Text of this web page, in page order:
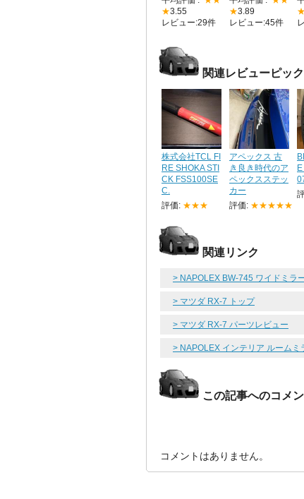
★3.55
レビュー:29件
★3.89
レビュー:45件
関連レビューピッ
株式会社TCL FI
RE SHOKA STI
CK FSS100SE
C.
評価: ★★★
アペックス 古
き良き時代のア
ペックスステッ
カー
評価: ★★★★★
関連リンク
> NAPOLEX BW-745 ワイドミラ
> マツダ RX-7 トップ
> マツダ RX-7 パーツレビュー
> NAPOLEX インテリア ルーム
この記事へのコメ
コメントはありません。